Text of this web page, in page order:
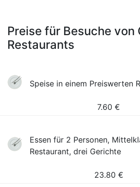
Preise für Besuche von
Restaurants
Speise in einem Preiswerten
7.60 €
Essen für 2 Personen,
Restaurant, drei Gerichte
23.80 €